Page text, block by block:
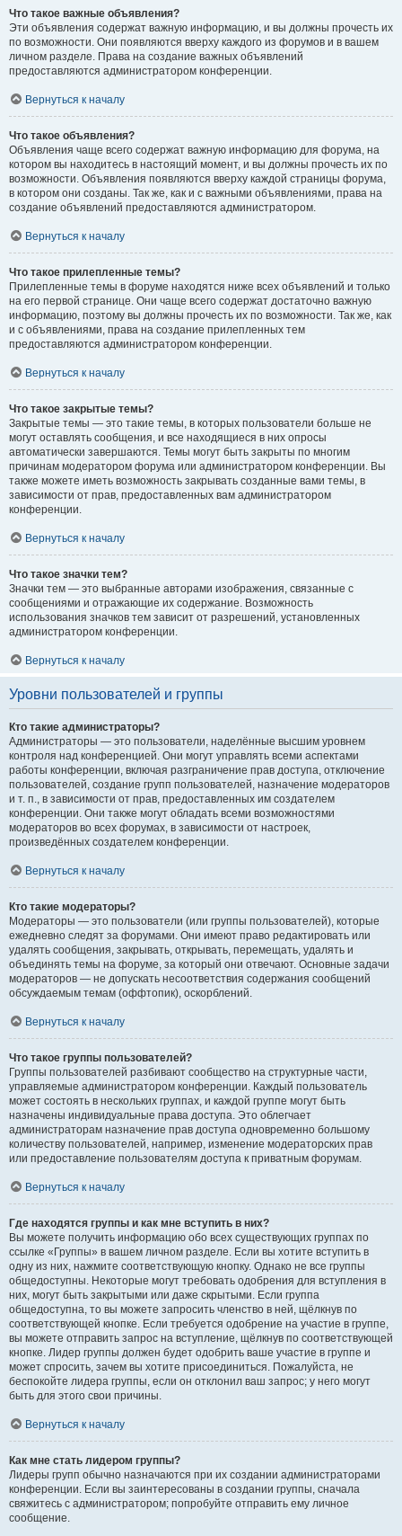
Что такое важные объявления?
Эти объявления содержат важную информацию, и вы должны прочесть их
по возможности. Они появляются вверху каждого из форумов и в вашем
личном разделе. Права на создание важных объявлений
предоставляются администратором конференции.
Вернуться к началу
Что такое объявления?
Объявления чаще всего содержат важную информацию для форума, на
котором вы находитесь в настоящий момент, и вы должны прочесть их по
возможности. Объявления появляются вверху каждой страницы форума,
в котором они созданы. Так же, как и с важными объявлениями, права на
создание объявлений предоставляются администратором.
Вернуться к началу
Что такое прилепленные темы?
Прилепленные темы в форуме находятся ниже всех объявлений и только
на его первой странице. Они чаще всего содержат достаточно важную
информацию, поэтому вы должны прочесть их по возможности. Так же, как
и с объявлениями, права на создание прилепленных тем
предоставляются администратором конференции.
Вернуться к началу
Что такое закрытые темы?
Закрытые темы — это такие темы, в которых пользователи больше не
могут оставлять сообщения, и все находящиеся в них опросы
автоматически завершаются. Темы могут быть закрыты по многим
причинам модератором форума или администратором конференции. Вы
также можете иметь возможность закрывать созданные вами темы, в
зависимости от прав, предоставленных вам администратором
конференции.
Вернуться к началу
Что такое значки тем?
Значки тем — это выбранные авторами изображения, связанные с
сообщениями и отражающие их содержание. Возможность
использования значков тем зависит от разрешений, установленных
администратором конференции.
Вернуться к началу
Уровни пользователей и группы
Кто такие администраторы?
Администраторы — это пользователи, наделённые высшим уровнем
контроля над конференцией. Они могут управлять всеми аспектами
работы конференции, включая разграничение прав доступа, отключение
пользователей, создание групп пользователей, назначение модераторов
и т. п., в зависимости от прав, предоставленных им создателем
конференции. Они также могут обладать всеми возможностями
модераторов во всех форумах, в зависимости от настроек,
произведённых создателем конференции.
Вернуться к началу
Кто такие модераторы?
Модераторы — это пользователи (или группы пользователей), которые
ежедневно следят за форумами. Они имеют право редактировать или
удалять сообщения, закрывать, открывать, перемещать, удалять и
объединять темы на форуме, за который они отвечают. Основные задачи
модераторов — не допускать несоответствия содержания сообщений
обсуждаемым темам (оффтопик), оскорблений.
Вернуться к началу
Что такое группы пользователей?
Группы пользователей разбивают сообщество на структурные части,
управляемые администратором конференции. Каждый пользователь
может состоять в нескольких группах, и каждой группе могут быть
назначены индивидуальные права доступа. Это облегчает
администраторам назначение прав доступа одновременно большому
количеству пользователей, например, изменение модераторских прав
или предоставление пользователям доступа к приватным форумам.
Вернуться к началу
Где находятся группы и как мне вступить в них?
Вы можете получить информацию обо всех существующих группах по
ссылке «Группы» в вашем личном разделе. Если вы хотите вступить в
одну из них, нажмите соответствующую кнопку. Однако не все группы
общедоступны. Некоторые могут требовать одобрения для вступления в
них, могут быть закрытыми или даже скрытыми. Если группа
общедоступна, то вы можете запросить членство в ней, щёлкнув по
соответствующей кнопке. Если требуется одобрение на участие в группе,
вы можете отправить запрос на вступление, щёлкнув по соответствующей
кнопке. Лидер группы должен будет одобрить ваше участие в группе и
может спросить, зачем вы хотите присоединиться. Пожалуйста, не
беспокойте лидера группы, если он отклонил ваш запрос; у него могут
быть для этого свои причины.
Вернуться к началу
Как мне стать лидером группы?
Лидеры групп обычно назначаются при их создании администраторами
конференции. Если вы заинтересованы в создании группы, сначала
свяжитесь с администратором; попробуйте отправить ему личное
сообщение.